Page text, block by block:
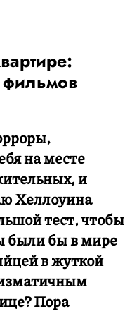
на месте
и
Хеллоуина
тест, чтобы
были бы в мире
в жуткой
Пора